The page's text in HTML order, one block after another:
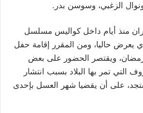
ونوال الزغبي، وسوسن بدر.
منذ أيام داخل كواليس مسلسل
يعرض حاليا، ومن المقرر إقامة حفل
ويقتصر الحضور على بعض
التي تمر بها البلاد بسبب انتشار
على أن يقضيا شهر العسل بإحدى